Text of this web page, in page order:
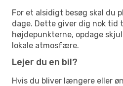
For et alsidigt besøg skal du
dage. Dette giver dig nok tid
højdepunkterne, opdage
lokale atmosfære.
Lejer du en bil?
Hvis du bliver længere eller